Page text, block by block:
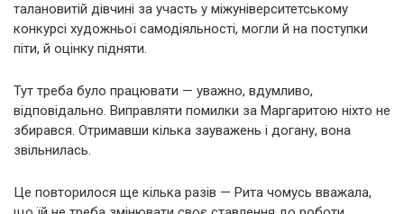
талановитій дівчині за участь у міжуніверситетському
конкурсі художньої самодіяльності, могли й на поступки
піти, й оцінку підняти.
Тут треба було працювати — уважно, вдумливо,
відповідально. Виправляти помилки за Маргаритою ніхто не
збирався. Отримавши кілька зауважень і догану, вона
звільнилась.
Це повторилося ще кілька разів — Рита чомусь вважала,